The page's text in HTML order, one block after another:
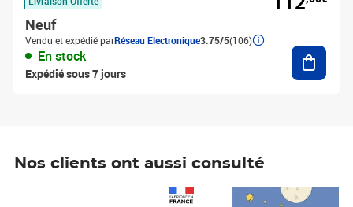
Neuf
Vendu et expédié parRéseau Electronique3.75/5(106)
En stock
Expédié sous 7 jours
Nos clients ont aussi consulté
Prix 7,50€